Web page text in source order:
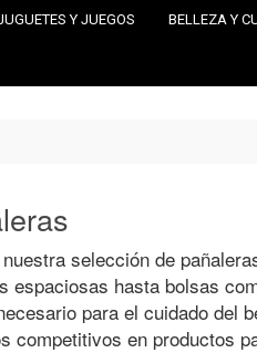
Y JUEGOS BELLEZA Y
selección de
espaciosas hasta bolsas
para el cuidado del
competitivos en productos